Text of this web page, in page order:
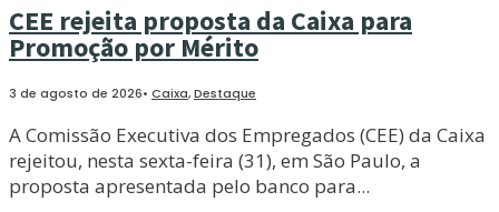
CEE rejeita proposta da Caixa para
Promoção por Mérito
3 de agosto de 2026• Caixa,Destaque
A Comissão Executiva dos Empregados (CEE) da Caixa
rejeitou, nesta sexta-feira (31), em São Paulo, a
proposta apresentada pelo banco para...